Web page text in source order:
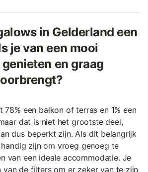
in Gelderland een
je van een mooi
en graag
78% een balkon of terras en 1% een
dat is niet het grootste deel,
dus beperkt zijn. Als dit belangrijk
zijn om vroeg genoeg te
van een ideale accommodatie. Je
van de filters om er zeker van te zijn